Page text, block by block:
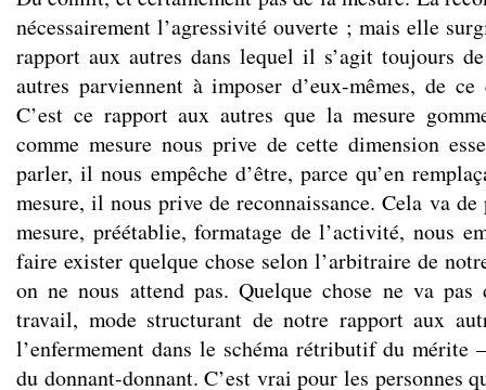
nécessairement l’agressivité ouverte ; mais elle
rapport aux autres dans lequel il s’agit toujours
autres parviennent à imposer d’eux-mêmes, de
C’est ce rapport aux autres que la mesure
comme mesure nous prive de cette dimension
parler, il nous empêche d’être, parce qu’en
mesure, il nous prive de reconnaissance. Cela va
mesure, préétablie, formatage de l’activité, nous
faire exister quelque chose selon l’arbitraire de
on ne nous attend pas. Quelque chose ne va pas
travail, mode structurant de notre rapport aux
l’enfermement dans le schéma rétributif du mérite
du donnant-donnant. C’est vrai pour les personnes